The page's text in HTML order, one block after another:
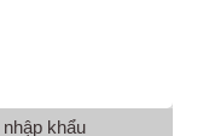
khẩu